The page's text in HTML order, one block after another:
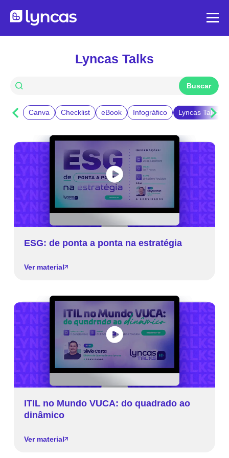
Lyncas Talks
Canva Checklist eBook Infográfico Lyncas Talks
ESG: de ponta a ponta na estratégia
Ver material
ITIL no Mundo VUCA: do quadrado ao
dinâmico
Ver material